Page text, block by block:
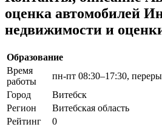
оценка автомобилей
недвижимости и
Образование
Время
работы
пн-пт 08:30–17:30,
Город
Витебск
Регион
Витебская область
Рейтинг
0